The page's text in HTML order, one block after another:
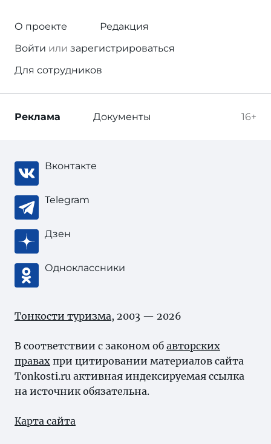
О проекте
Редакция
Войти или зарегистрироваться
Для сотрудников
16+
Реклама Документы
Вконтакте
Telegram
Дзен
Одноклассники
Тонкости туризма, 2003 — 2026
В соответствии с законом об авторских
правах при цитировании материалов сайта
Tonkosti.ru активная индексируемая ссылка
на источник обязательна.
Карта сайта